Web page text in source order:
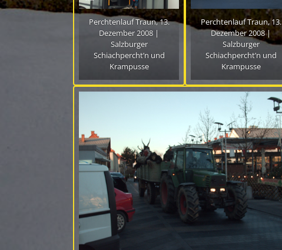
Perchtenlauf Traun, 13.
Dezember 2008 |
Salzburger
Schiachpercht’n und
Krampusse
Perchtenlauf Traun, 13.
Dezember 2008 |
Salzburger
Schiachpercht’n und
Krampusse